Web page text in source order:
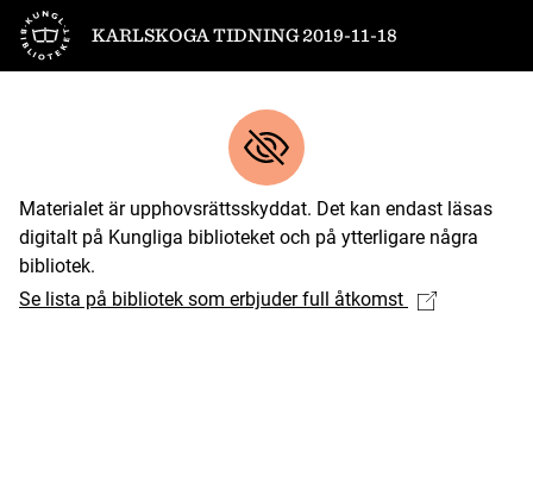
Till startsidan
KARLSKOGA TIDNING 2019-11-18
Materialet är upphovsrättsskyddat. Det kan endast läsas
digitalt på Kungliga biblioteket och på ytterligare några
bibliotek.
Se lista på bibliotek som erbjuder full åtkomst